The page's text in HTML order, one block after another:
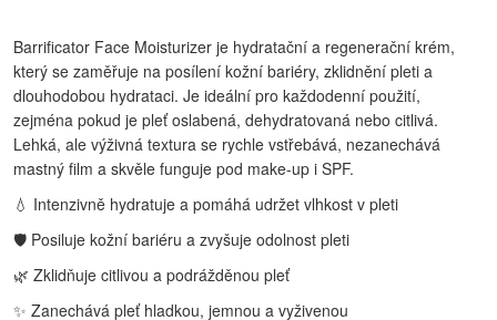
Barrificator Face Moisturizer je hydratační a regenerační krém,
který se zaměřuje na posílení kožní bariéry, zklidnění pleti a
dlouhodobou hydrataci. Je ideální pro každodenní použití,
zejména pokud je pleť oslabená, dehydratovaná nebo citlivá.
Lehká, ale výživná textura se rychle vstřebává, nezanechává
mastný film a skvěle funguje pod make-up i SPF.
💧 Intenzivně hydratuje a pomáhá udržet vlhkost v pleti
🛡️ Posiluje kožní bariéru a zvyšuje odolnost pleti
🌿 Zklidňuje citlivou a podrážděnou pleť
✨ Zanechává pleť hladkou, jemnou a vyživenou